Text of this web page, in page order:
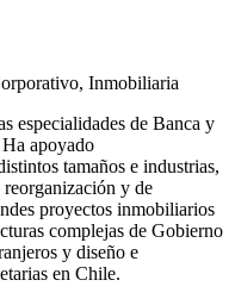
, Inmobiliaria
especialidades de Banca y
apoyado
tamaños e industrias,
y de
proyectos inmobiliarios
complejas de Gobierno
y diseño e
en Chile.